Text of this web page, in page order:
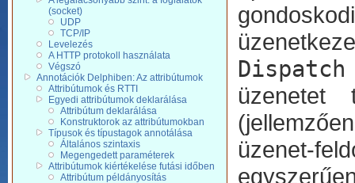
(socket)
UDP
TCP/IP
Levelezés
A HTTP protokoll használata
Végszó
Annotációk Delphiben: Az attribútumok
Attribútumok és RTTI
Egyedi attribútumok deklarálása
Attribútum deklarálása
Konstruktorok az attribútumokban
Típusok és típustagok annotálása
Általános szintaxis
Megengedett paraméterek
Attribútumok kiértékelése futási időben
Attribútum példányosítás
Dispatch
üzenetet
üzenet-